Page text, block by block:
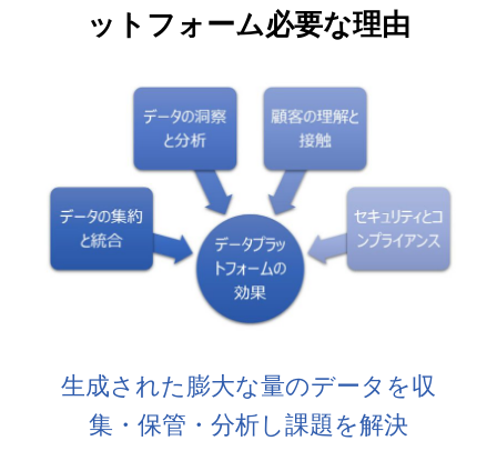
ットフォーム必要な理由
生成された膨大な量のデータを収
集・保管・分析し課題を解決